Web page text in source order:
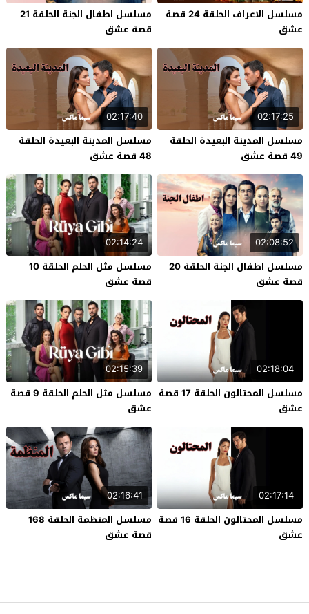
مسلسل الاعراف الحلقة 24 قصة
عشق
مسلسل اطفال الجنة الحلقة 21
قصة عشق
02:17:25
مسلسل المدينة البعيدة الحلقة
49 قصة عشق
02:17:40
مسلسل المدينة البعيدة الحلقة
48 قصة عشق
02:08:52
مسلسل اطفال الجنة الحلقة 20
قصة عشق
02:14:24
مسلسل مثل الحلم الحلقة 10
قصة عشق
02:18:04
مسلسل المحتالون الحلقة 17 قصة
عشق
02:15:39
مسلسل مثل الحلم الحلقة 9 قصة
عشق
02:17:14
مسلسل المحتالون الحلقة 16 قصة
عشق
02:16:41
مسلسل المنظمة الحلقة 168
قصة عشق